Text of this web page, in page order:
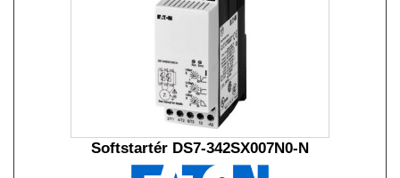
Softstartér DS7-342SX007N0-N